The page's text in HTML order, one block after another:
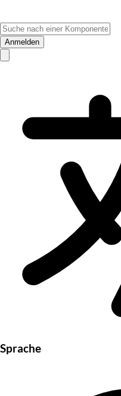
Anmelden
Sprache